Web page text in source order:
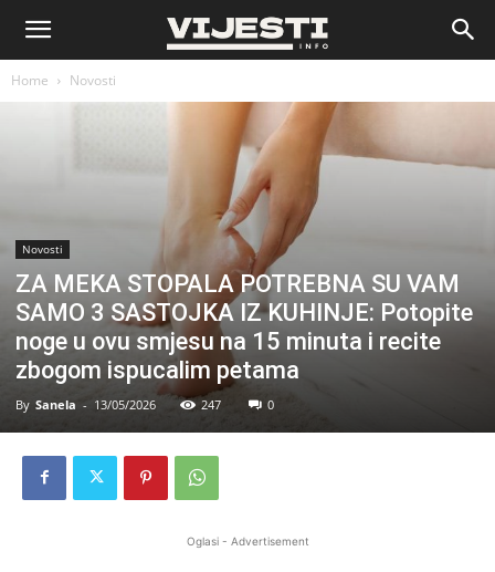
Vijesti
Home Novosti
Novosti
ZA MEKA STOPALA POTREBNA SU VAM
SAMO 3 SASTOJKA IZ KUHINJE: Potopite
noge u ovu smjesu na 15 minuta i recite
zbogom ispucalim petama
By Sanela - 13/05/2026 247 0
Oglasi - Advertisement